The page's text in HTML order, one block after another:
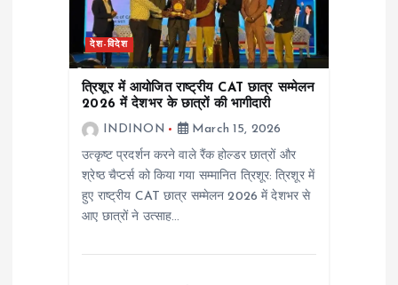
देश-विदेश
त्रिशूर में आयोजित राष्ट्रीय CAT छात्र सम्मेलन
2026 में देशभर के छात्रों की भागीदारी
INDINON
March 15, 2026
उत्कृष्ट प्रदर्शन करने वाले रैंक होल्डर छात्रों और
श्रेष्ठ चैप्टर्स को किया गया सम्मानित त्रिशूर: त्रिशूर में
हुए राष्ट्रीय CAT छात्र सम्मेलन 2026 में देशभर से
आए छात्रों ने उत्साह…